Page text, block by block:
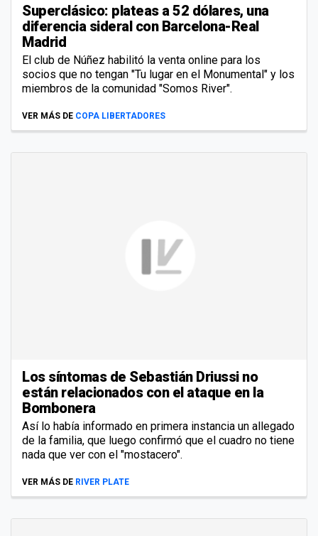
Superclásico: plateas a 52 dólares, una
diferencia sideral con Barcelona-Real
Madrid
El club de Núñez habilitó la venta online para los
socios que no tengan "Tu lugar en el Monumental" y los
miembros de la comunidad "Somos River".
VER MÁS DE COPA LIBERTADORES
Los síntomas de Sebastián Driussi no
están relacionados con el ataque en la
Bombonera
Así lo había informado en primera instancia un allegado
de la familia, que luego confirmó que el cuadro no tiene
nada que ver con el "mostacero".
VER MÁS DE RIVER PLATE